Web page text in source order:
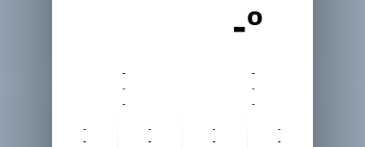
-º
-
-
-
-
-
-
-
-
-
-
-
-
-
-